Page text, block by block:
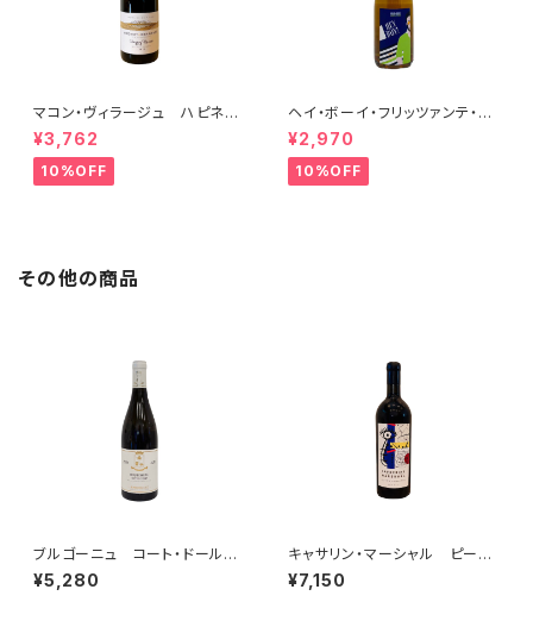
マコン・ヴィラージュ ハピネ
ス 2023 ブレノ・ベランジェ
¥3,762
10%OFF
ヘイ・ボーイ・フリッツァンテ・ビ
アンコ 2022 オールド・ボー
イ
¥2,970
10%OFF
その他の商品
ブルゴーニュ コート・ドール
ブラン 2023 ベルトラン・ア
ンブロワーズ
¥5,280
キャサリン・マーシャル ピータ
ーズ・ヴィジョン 2021
¥7,150